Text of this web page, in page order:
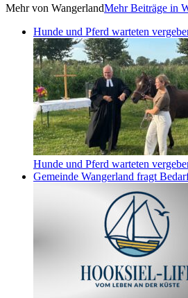
Mehr von WangerlandMehr Beiträge in
Hunde und Pferd warteten
Hunde und Pferd warteten
Gemeinde Wangerland fragt